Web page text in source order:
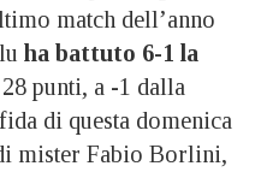
match dell’anno
ha battuto 6-1 la
punti, a -1 dalla
di questa domenica
mister Fabio Borlini,